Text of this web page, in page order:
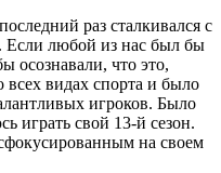
раз сталкивался с
Если любой из нас был бы
осознавали, что это,
видах спорта и было
игроков. Было
играть свой 13-й сезон.
на своем